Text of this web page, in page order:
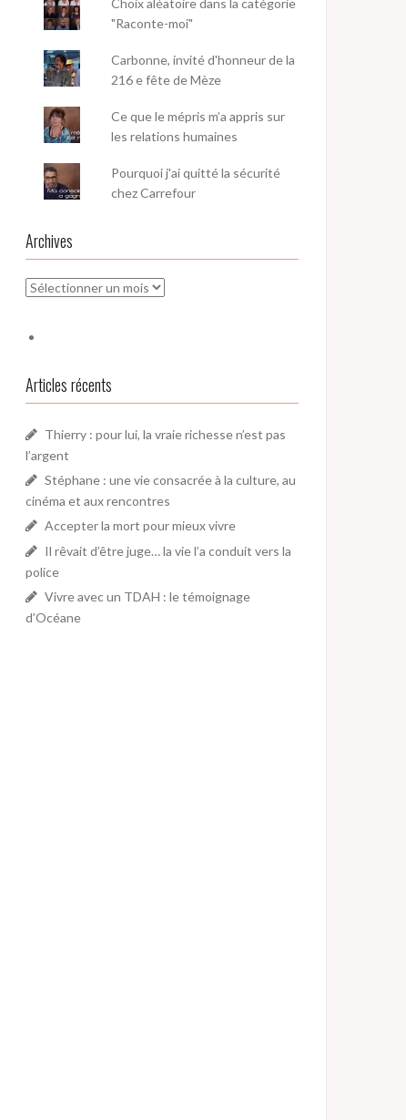
Choix aléatoire dans la catégorie
"Raconte-moi"
Carbonne, invité d'honneur de la
216 e fête de Mèze
Ce que le mépris m’a appris sur
les relations humaines
Pourquoi j'ai quitté la sécurité
chez Carrefour
Archives
Archives
Articles récents
Thierry : pour lui, la vraie richesse n’est pas
l’argent
Stéphane : une vie consacrée à la culture, au
cinéma et aux rencontres
Accepter la mort pour mieux vivre
Il rêvait d’être juge… la vie l’a conduit vers la
police
Vivre avec un TDAH : le témoignage
d’Océane